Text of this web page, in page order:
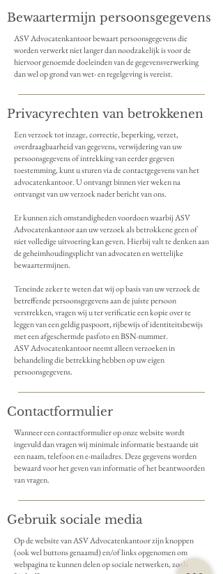
Bewaartermijn persoonsgegevens
ASV Advocatenkantoor bewaart persoonsgegevens die
worden verwerkt niet langer dan noodzakelijk is voor de
hiervoor genoemde doeleinden van de gegevensverwerking
dan wel op grond van wet- en regelgeving is vereist.
Privacyrechten van betrokkenen
Een verzoek tot inzage, correctie, beperking, verzet,
overdraagbaarheid van gegevens, verwijdering van uw
persoonsgegevens of intrekking van eerder gegeven
toestemming, kunt u sturen via de contactgegevens van het
advocatenkantoor. U ontvangt binnen vier weken na
ontvangst van uw verzoek nader bericht van ons.
Er kunnen zich omstandigheden voordoen waarbij ASV
Advocatenkantoor aan uw verzoek als betrokkene geen of
niet volledige uitvoering kan geven. Hierbij valt te denken aan
de geheimhoudingsplicht van advocaten en wettelijke
bewaartermijnen.
Teneinde zeker te weten dat wij op basis van uw verzoek de
betreffende persoonsgegevens aan de juiste persoon
verstrekken, vragen wij u ter verificatie een kopie over te
leggen van een geldig paspoort, rijbewijs of identiteitsbewijs
met een afgeschermde pasfoto en BSN-nummer.
ASV Advocatenkantoor neemt alleen verzoeken in
behandeling die betrekking hebben op uw eigen
persoonsgegevens.
Contactformulier
Wanneer een contactformulier op onze website wordt
ingevuld dan vragen wij minimale informatie bestaande uit
een naam, telefoon en e-mailadres. Deze gegevens worden
bewaard voor het geven van informatie of het beantwoorden
van vragen.
Gebruik sociale media
Op de website van ASV Advocatenkantoor zijn knoppen
(ook wel buttons genaamd) en/of links opgenomen om
webpagina te kunnen delen op sociale netwerken, zoals